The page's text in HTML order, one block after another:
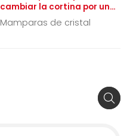
cambiar la cortina por una
mampara de baño de
cristal
Mamparas de cristal